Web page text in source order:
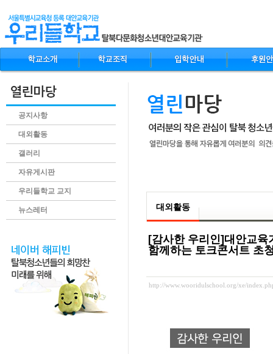
공지사항
대외활동
갤러리
자유게시판
우리들학교 교지
뉴스레터 대외활동
[감사한 우리인]대안교
함께하는 토크콘서트 초
http://www.wooridulschool.org/xe/